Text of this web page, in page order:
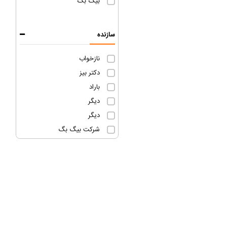
سازنده
نازخواب
دکتر بیز
باراد
دیگر
دیگر
شرکت بیگ بگ